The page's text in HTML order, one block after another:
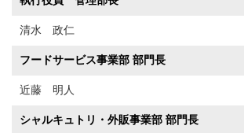
清水 政仁
フードサービス事業部 部門長
近藤 明人
シャルキュトリ・外販事業部 部門長